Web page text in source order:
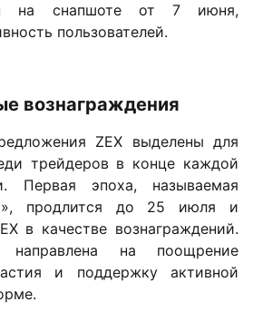
на снапшоте от 7 июня,
пользователей.
вознаграждения
ZEX выделены для
трейдеров в конце каждой
Первая эпоха, называемая
продлится до 25 июля и
в качестве вознаграждений.
направлена на поощрение
и поддержку активной